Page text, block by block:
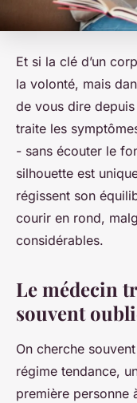
Et si la clé d’un
la volonté, mais
de vous dire
traite les
- sans écouter le
silhouette est
régissent son
courir en rond,
considérables.
Le médecin
souvent
On cherche
régime tendance,
première personne